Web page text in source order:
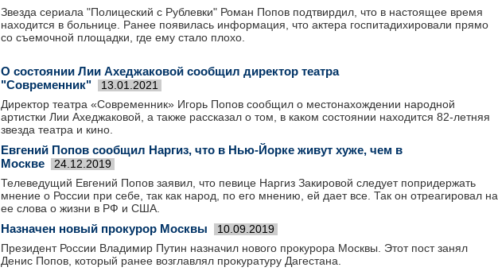
Звезда сериала "Полицеский с Рублевки" Роман Попов подтвирдил, что в настоящее время
находится в больнице. Ранее появилась информация, что актера госпитадихировали прямо
со съемочной площадки, где ему стало плохо.
О состоянии Лии Ахеджаковой сообщил директор театра
"Современник"
13.01.2021
Директор театра «Современник» Игорь Попов сообщил о местонахождении народной
артистки Лии Ахеджаковой, а также рассказал о том, в каком состоянии находится 82-летняя
звезда театра и кино.
Евгений Попов сообщил Наргиз, что в Нью-Йорке живут хуже, чем в
Москве
24.12.2019
Телеведущий Евгений Попов заявил, что певице Наргиз Закировой следует попридержать
мнение о России при себе, так как народ, по его мнению, ей дает все. Так он отреагировал на
ее слова о жизни в РФ и США.
Назначен новый прокурор Москвы 10.09.2019
Президент России Владимир Путин назначил нового прокурора Москвы. Этот пост занял
Денис Попов, который ранее возглавлял прокуратуру Дагестана.